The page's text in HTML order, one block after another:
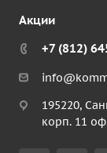
Акции
+7 (812)
195220,
корп. 11